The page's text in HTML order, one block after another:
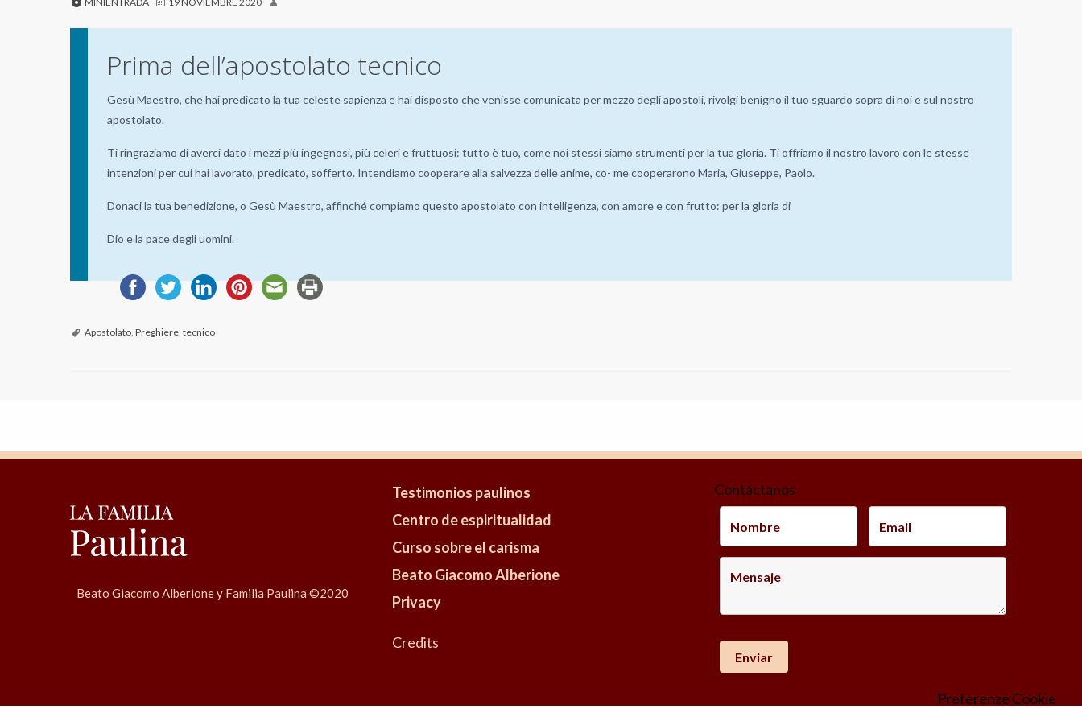
Prima dell’apostolato tecnico
Gesù Maestro, che hai predicato la tua celeste sapienza e hai disposto che venisse comunicata per mezzo degli apostoli, rivolgi benigno il tuo sguardo sopra di noi e sul nostro
apostolato.
Ti ringraziamo di averci dato i mezzi più ingegnosi, più celeri e fruttuosi: tutto è tuo, come noi stessi siamo strumenti per la tua gloria. Ti offriamo il nostro lavoro con le stesse
intenzioni per cui hai lavorato, predicato, sofferto. Intendiamo cooperare alla salvezza delle anime, co- me cooperarono Maria, Giuseppe, Paolo.
Donaci la tua benedizione, o Gesù Maestro, affinché compiamo questo apostolato con intelligenza, con amore e con frutto: per la gloria di
Dio e la pace degli uomini.
Apostolato, Preghiere, tecnico
Beato Giacomo Alberione y Familia Paulina ©2020
Testimonios paulinos
Centro de espiritualidad
Curso sobre el carisma
Beato Giacomo Alberione
Privacy
Credits
Contáctanos
-
Preferenze Cookie